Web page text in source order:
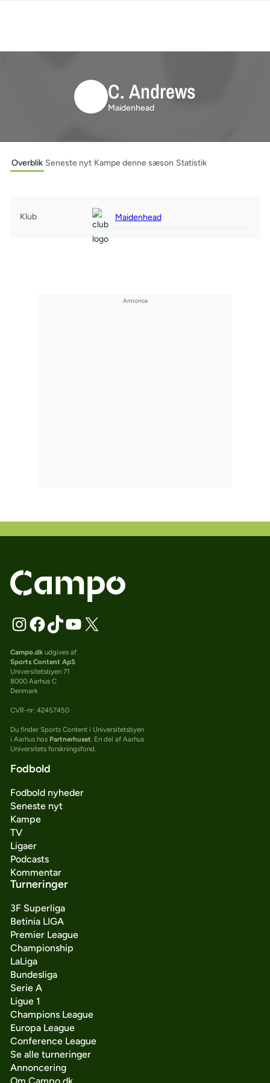
C. Andrews
Maidenhead
Overblik Seneste nyt Kampe denne sæson Statistik
Klub Maidenhead
Campo.dkudgives af
Sports Content ApS
Universitetsbyen 71
8000 Aarhus C
Denmark
CVR-nr: 42457450
Du finder Sports Content i Universitetsbyen
i Aarhus hos Partnerhuset. En del af Aarhus
Universitets forskningsfond.
Fodbold
Fodbold nyheder
Seneste nyt
Kampe
TV
Ligaer
Podcasts
Kommentar
Turneringer
3F Superliga
Betinia LIGA
Premier League
Championship
LaLiga
Bundesliga
Serie A
Ligue 1
Champions League
Europa League
Conference League
Se alle turneringer
Annoncering